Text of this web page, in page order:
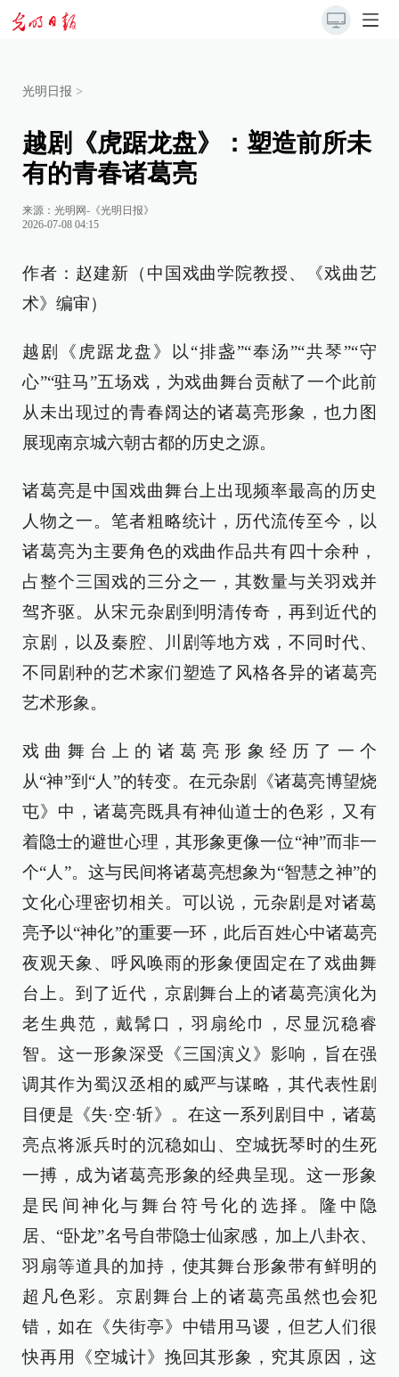
光明日报 >
越剧《虎踞龙盘》：塑造前所未
有的青春诸葛亮
来源： 光明网-《光明日报》
2026-07-08 04:15
作者：赵建新（中国戏曲学院教授、《戏曲艺
术》编审）
越剧《虎踞龙盘》以“排盏”“奉汤”“共琴”“守
心”“驻马”五场戏，为戏曲舞台贡献了一个此前
从未出现过的青春阔达的诸葛亮形象，也力图
展现南京城六朝古都的历史之源。
诸葛亮是中国戏曲舞台上出现频率最高的历史
人物之一。笔者粗略统计，历代流传至今，以
诸葛亮为主要角色的戏曲作品共有四十余种，
占整个三国戏的三分之一，其数量与关羽戏并
驾齐驱。从宋元杂剧到明清传奇，再到近代的
京剧，以及秦腔、川剧等地方戏，不同时代、
不同剧种的艺术家们塑造了风格各异的诸葛亮
艺术形象。
戏曲舞台上的诸葛亮形象经历了一个
从“神”到“人”的转变。在元杂剧《诸葛亮博望烧
屯》中，诸葛亮既具有神仙道士的色彩，又有
着隐士的避世心理，其形象更像一位“神”而非一
个“人”。这与民间将诸葛亮想象为“智慧之神”的
文化心理密切相关。可以说，元杂剧是对诸葛
亮予以“神化”的重要一环，此后百姓心中诸葛亮
夜观天象、呼风唤雨的形象便固定在了戏曲舞
台上。到了近代，京剧舞台上的诸葛亮演化为
老生典范，戴髯口，羽扇纶巾，尽显沉稳睿
智。这一形象深受《三国演义》影响，旨在强
调其作为蜀汉丞相的威严与谋略，其代表性剧
目便是《失·空·斩》。在这一系列剧目中，诸葛
亮点将派兵时的沉稳如山、空城抚琴时的生死
一搏，成为诸葛亮形象的经典呈现。这一形象
是民间神化与舞台符号化的选择。隆中隐
居、“卧龙”名号自带隐士仙家感，加上八卦衣、
羽扇等道具的加持，使其舞台形象带有鲜明的
超凡色彩。京剧舞台上的诸葛亮虽然也会犯
错，如在《失街亭》中错用马谡，但艺人们很
快再用《空城计》挽回其形象，究其原因，这